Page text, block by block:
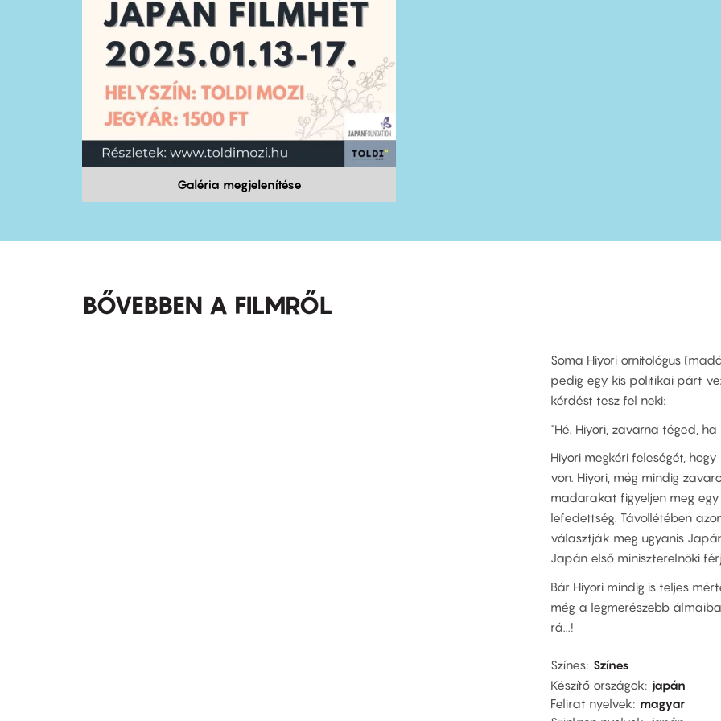
Galéria megjelenítése
BŐVEBBEN A FILMRŐL
Soma Hiyori ornitológus
pedig egy kis politikai párt
kérdést tesz fel neki:
"Hé. Hiyori, zavarna téged,
Hiyori megkéri feleségét,
von. Hiyori, még mindig
madarakat figyeljen meg
lefedettség. Távollétében
választják meg ugyanis
Japán első miniszterelnöki
Bár Hiyori mindig is teljes
még a legmerészebb
rá...!
Színes Színes
Készítő országok
japán
Felirat nyelvek
magyar